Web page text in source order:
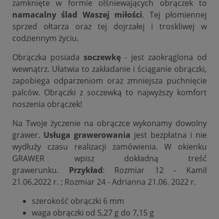
zamknięte w formie olśniewających obrączek to
namacalny ślad Waszej miłości. Tej płomiennej
sprzed ołtarza oraz tej dojrzałej i troskliwej w
codziennym życiu.
Obrączka posiada soczewkę - jest zaokrąglona od
wewnątrz. Ułatwia to zakładanie i ściąganie obrączki,
zapobiega odparzeniom oraz zmniejsza puchnięcie
palców. Obrączki z soczewką to najwyższy komfort
noszenia obrączek!
Na Twoje życzenie na obrączce wykonamy dowolny
grawer. Usługa grawerowania jest bezpłatna i nie
wydłuży czasu realizacji zamówienia. W okienku
GRAWER wpisz dokładną treść
grawerunku.
Przykład: Rozmiar 12 - Kamil
21.06.2022 r. ; Rozmiar 24 - Adrianna 21.06. 2022 r.
szerokość obrączki 6 mm
waga obrączki od 5,27 g do 7,15 g